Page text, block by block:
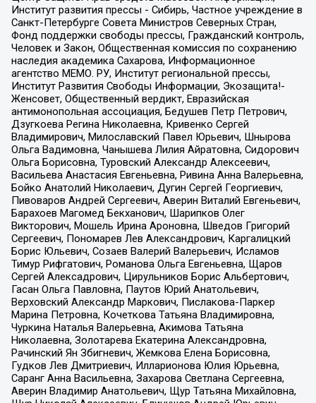
Институт развития прессы - Сибирь, Частное учреждение в
Санкт-Петербурге Совета Министров Северных Стран,
Фонд поддержки свободы прессы, Гражданский контроль,
Человек и Закон, Общественная комиссия по сохранению
наследия академика Сахарова, Информационное
агентство МЕМО. РУ, Институт региональной прессы,
Институт Развития Свободы Информации, Экозащита!-
Женсовет, Общественный вердикт, Евразийская
антимонопольная ассоциация, Бедушев Петр Петрович,
Дзугкоева Регина Николаевна, Кривенко Сергей
Владимирович, Милославский Павел Юрьевич, Шнырова
Ольга Вадимовна, Чанышева Лилия Айратовна, Сидорович
Ольга Борисовна, Туровский Александр Алексеевич,
Васильева Анастасия Евгеньевна, Ривина Анна Валерьевна,
Бойко Анатолий Николаевич, Дугин Сергей Георгиевич,
Пивоваров Андрей Сергеевич, Аверин Виталий Евгеньевич,
Барахоев Магомед Бекханович, Шарипков Олег
Викторович, Мошель Ирина Ароновна, Шведов Григорий
Сергеевич, Пономарев Лев Александрович, Каргалицкий
Борис Юльевич, Созаев Валерий Валерьевич, Исламов
Тимур Рифгатович, Романова Ольга Евгеньевна, Щаров
Сергей Алексадрович, Цирульников Борис Альбертович,
Гасан Ольга Павловна, Паутов Юрий Анатольевич,
Верховский Александр Маркович, Пислакова-Паркер
Марина Петровна, Кочеткова Татьяна Владимировна,
Чуркина Наталья Валерьевна, Акимова Татьяна
Николаевна, Золотарева Екатерина Александровна,
Рачинский Ян Збигневич, Жемкова Елена Борисовна,
Гудков Лев Дмитриевич, Илларионова Юлия Юрьевна,
Саранг Анна Васильевна, Захарова Светлана Сергеевна,
Аверин Владимир Анатольевич, Щур Татьяна Михайловна,